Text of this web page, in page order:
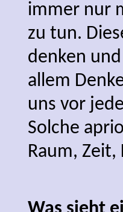
immer nur
zu tun.
denken
allem
uns vor
Solche
Raum,